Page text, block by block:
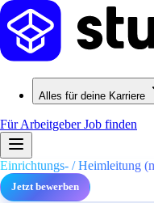
Alles für deine Karriere
Für ArbeitgeberJob finden
Einrichtungs- / Heimleitung
Jetzt bewerben